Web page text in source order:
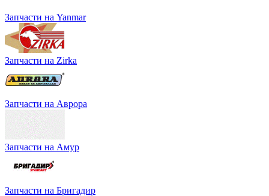
Запчасти на Yanmar
Запчасти на Zirka
Запчасти на Аврора
Запчасти на Амур
Запчасти на Бригадир